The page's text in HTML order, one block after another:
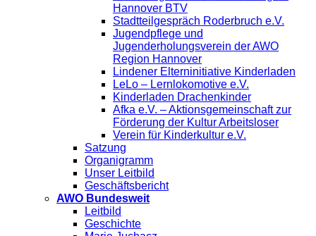
Hannover BTV
Stadtteilgespräch Roderbruch e.V.
Jugendpflege und
Jugenderholungsverein der AWO
Region Hannover
Lindener Elterninitiative Kinderladen
LeLo – Lernlokomotive e.V.
Kinderladen Drachenkinder
Afka e.V. – Aktionsgemeinschaft zur
Förderung der Kultur Arbeitsloser
Verein für Kinderkultur e.V.
Satzung
Organigramm
Unser Leitbild
Geschäftsbericht
AWO Bundesweit
Leitbild
Geschichte